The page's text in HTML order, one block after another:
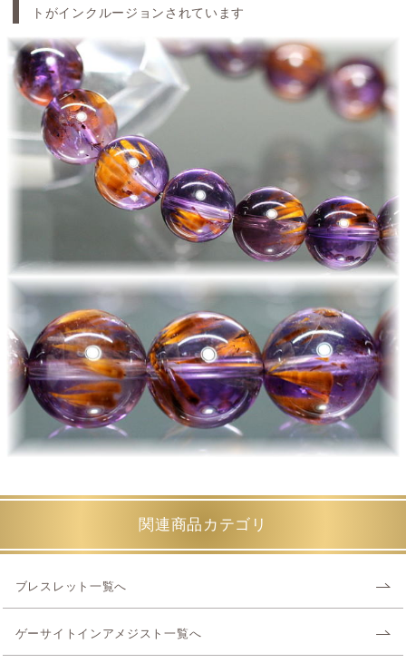
トがインクルージョンされています
関連商品カテゴリ
ブレスレット一覧へ
ゲーサイトインアメジスト一覧へ